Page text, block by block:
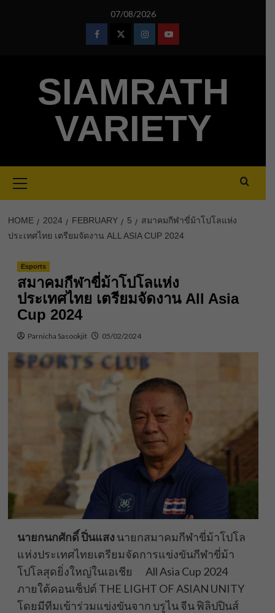
07/08/2026
FacebookTwitterInstagramYoutube
SIAMRATH
VARIETY
Menu
HOME 2024 FEBRUARY 5
สมาคมกีฬาขี่ม้าโปโลแห่ง
ประเทศไทย เตรียมจัดงาน ALL ASIA CUP 2024
Esports
สมาคมกีฬาขี่ม้าโปโลแห่ง
ประเทศไทย เตรียมจัดงาน All Asia
Cup 2024
Parnicha Sasookjit 05/02/2024
นายกนกศักดิ์ ปิ่นแสง นายกสมาคมกีฬาขี่ม้าโปโล
แห่งประเทศไทยเตรียมจัดการแข่งขันกีฬาขี่ม้า
โปโลสุดยิ่งใหญ่ในเอเชีย All Asia Cup 2024
ภายใต้คอนเซ็ปต์ THE LIGHT OF ASIAN UNITY
โดยมีทีมเข้าร่วมแข่งขันจาก บรูไน จีน ฟิลิปปินส์